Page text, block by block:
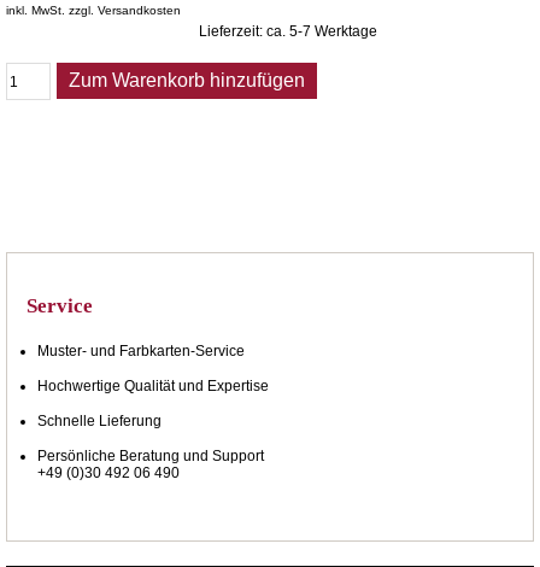
inkl. MwSt. zzgl. Versandkosten
Lieferzeit: ca. 5-7 Werktage
Zum Warenkorb hinzufügen
Service
Muster- und Farbkarten-Service
Hochwertige Qualität und Expertise
Schnelle Lieferung
Persönliche Beratung und Support
+49 (0)30 492 06 490